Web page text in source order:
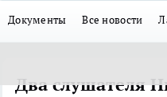
Документы Все новости
Два слушателя